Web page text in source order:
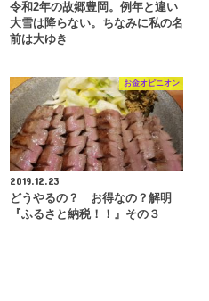
令和2年の故郷豊岡。例年と違い
大雪は降らない。ちなみに私の名
前は大ゆき
お金オピニオン
2019.12.23
どうやるの？ お得なの？解明
『ふるさと納税！！』その３